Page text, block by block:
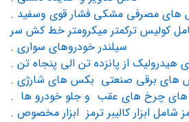
های مصرفی مشکی فشار قوی وسفید .
شامل کولیس ترکمتر میکرومتر خط کش سر
سیلندر خودروهای سواری .
هیدرولیک از پانزده تن الی پنجاه تن .
های برقی صنعتی بکس های شارژی .
های چرخ های عقب و جلو خودرو ها .
شامل ابزار کالیبر ترمز ابزار مخصوص .